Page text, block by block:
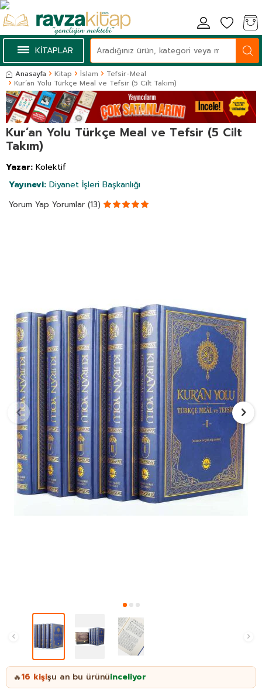
KİTAPLAR
Anasayfa Kitap İslam
Tefsir-Meal
Kur’an Yolu Türkçe Meal ve Tefsir (5 Cilt Takım)
Kur’an Yolu Türkçe Meal ve Tefsir (5 Cilt
Takım)
Yazar: Kolektif
Yayınevi: Diyanet İşleri Başkanlığı
Yorum Yap Yorumlar (13)
🔥16 kişişu an bu ürünüinceliyor